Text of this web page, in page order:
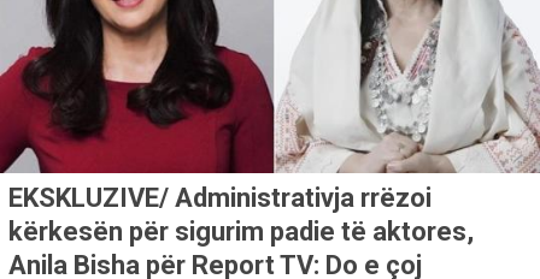
EKSKLUZIVE/ Administrativja rrëzoi
kërkesën për sigurim padie të aktores,
Anila Bisha për Report TV: Do e çoj